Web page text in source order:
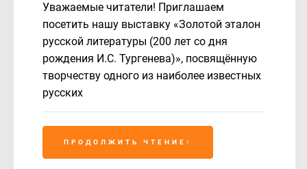
Уважаемые читатели! Приглашаем
посетить нашу выставку «Золотой эталон
русской литературы (200 лет со дня
рождения И.С. Тургенева)», посвящённую
творчеству одного из наиболее известных
русских
ПРОДОЛЖИТЬ ЧТЕНИЕ